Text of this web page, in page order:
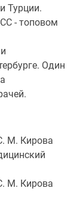
Турции.
- топовом
Один
М. Кирова
М. Кирова